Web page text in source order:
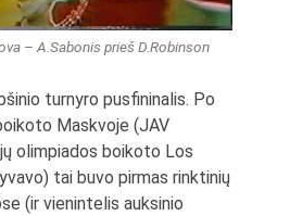
– A.Sabonis prieš D.Robinson
turnyro pusfininalis. Po
Maskvoje (JAV
olimpiados boikoto Los
tai buvo pirmas rinktinių
(ir vienintelis auksinio